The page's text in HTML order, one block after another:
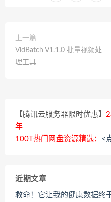
上一篇
VidBatch V1.1.0 批量视频处
理工具
【腾讯云服务器限时优惠】
年
100T热门网盘资源精选： <
近期文章
救命！它让我的健康数据终